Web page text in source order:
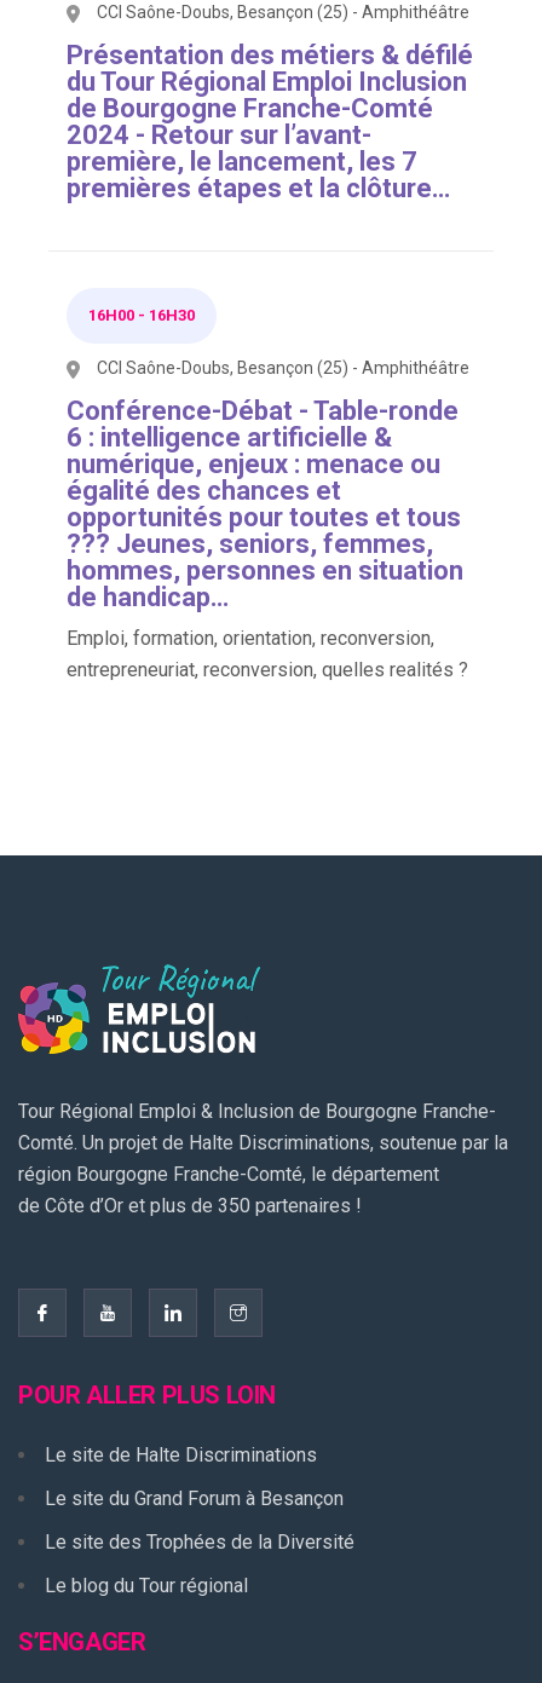
CCI Saône-Doubs, Besançon (25) - Amphithéâtre
Présentation des métiers & défilé
du Tour Régional Emploi Inclusion
de Bourgogne Franche-Comté
2024 - Retour sur l’avant-
première, le lancement, les 7
premières étapes et la clôture…
16H00 - 16H30
CCI Saône-Doubs, Besançon (25) - Amphithéâtre
Conférence-Débat - Table-ronde
6 : intelligence artificielle &
numérique, enjeux : menace ou
égalité des chances et
opportunités pour toutes et tous
??? Jeunes, seniors, femmes,
hommes, personnes en situation
de handicap…
Emploi, formation, orientation, reconversion,
entrepreneuriat, reconversion, quelles realités ?
Tour Régional Emploi & Inclusion de Bourgogne Franche-
Comté. Un projet de Halte Discriminations, soutenue par la
région Bourgogne Franche-Comté, le département
de Côte d’Or et plus de 350 partenaires !
POUR ALLER PLUS LOIN
Le site de Halte Discriminations
Le site du Grand Forum à Besançon
Le site des Trophées de la Diversité
Le blog du Tour régional
S’ENGAGER